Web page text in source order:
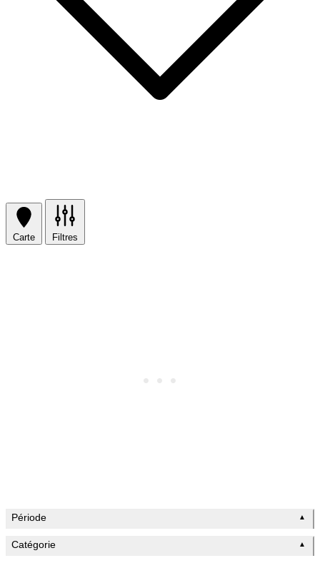
Carte Filtres
Période ▲
Catégorie ▲